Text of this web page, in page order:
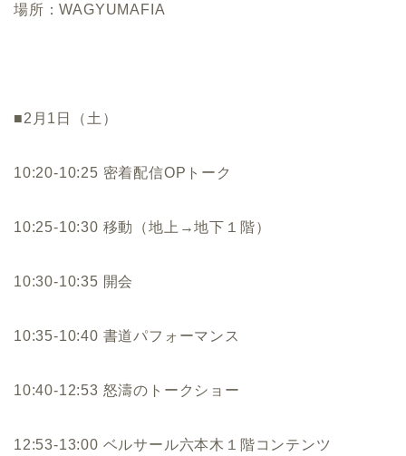
場所：WAGYUMAFIA
■2月1日（土）
10:20-10:25 密着配信OPトーク
10:25-10:30 移動（地上→地下１階）
10:30-10:35 開会
10:35-10:40 書道パフォーマンス
10:40-12:53 怒濤のトークショー
12:53-13:00 ベルサール六本木１階コンテンツ